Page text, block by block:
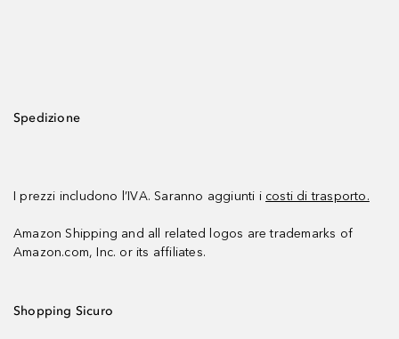
Spedizione
I prezzi includono l’IVA. Saranno aggiunti i costi di trasporto.
Amazon Shipping and all related logos are trademarks of
Amazon.com, Inc. or its affiliates.
Shopping Sicuro